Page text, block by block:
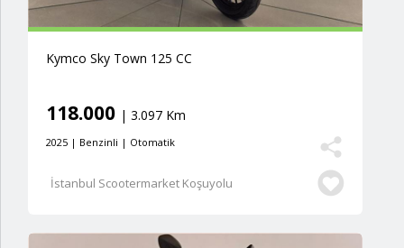
Kymco Sky Town 125 CC
118.000 | 3.097 Km
2025 | Benzinli | Otomatik
İstanbul Scootermarket Koşuyolu